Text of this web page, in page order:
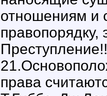
отношениям и
правопорядку,
права